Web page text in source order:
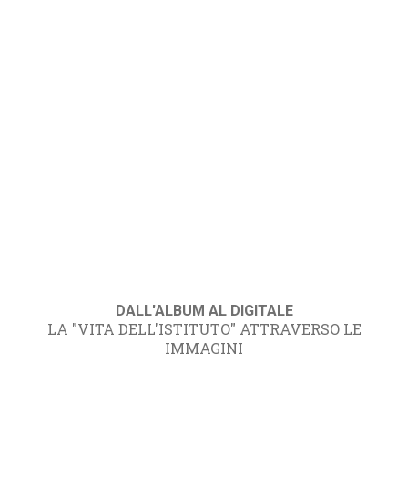
DALL'ALBUM AL DIGITALE
LA "VITA DELL'ISTITUTO" ATTRAVERSO LE
IMMAGINI